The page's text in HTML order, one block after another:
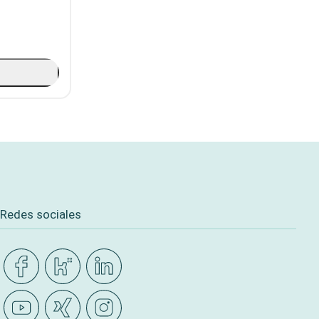
Redes sociales